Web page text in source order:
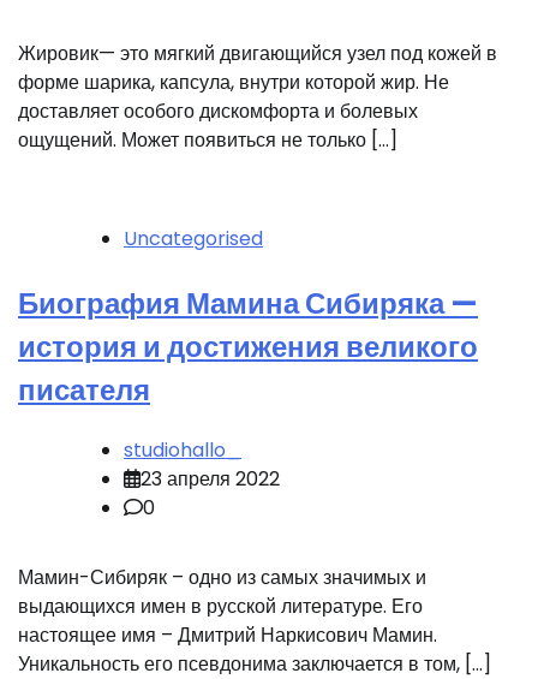
Жировик— это мягкий двигающийся узел под кожей в
форме шарика, капсула, внутри которой жир. Не
доставляет особого дискомфорта и болевых
ощущений. Может появиться не только […]
Uncategorised
Биография Мамина Сибиряка —
история и достижения великого
писателя
studiohallo_
23 апреля 2022
0
Мамин-Сибиряк – одно из самых значимых и
выдающихся имен в русской литературе. Его
настоящее имя – Дмитрий Наркисович Мамин.
Уникальность его псевдонима заключается в том, […]